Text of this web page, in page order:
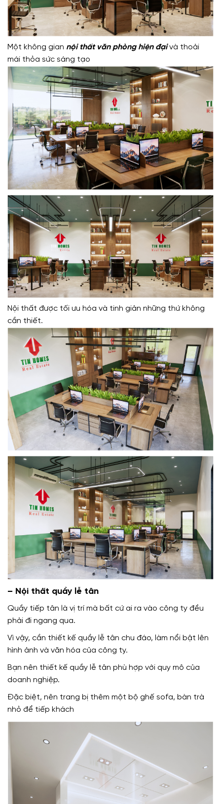
Một không gian nội thất văn phòng hiện đạivà thoải
mái thỏa sức sáng tạo
Nội thất được tối ưu hóa và tinh giản những thứ không
cần thiết.
– Nội thất quầy lễ tân
Quầy tiếp tân là vị trí mà bất cứ ai ra vào công ty đều
phải đi ngang qua.
Vì vậy, cần thiết kế quầy lễ tân chu đáo, làm nổi bật lên
hình ảnh và văn hóa của công ty.
Bạn nên thiết kế quầy lễ tân phù hợp với quy mô của
doanh nghiệp.
Đặc biệt, nên trang bị thêm một bộ ghế sofa, bàn trà
nhỏ để tiếp khách